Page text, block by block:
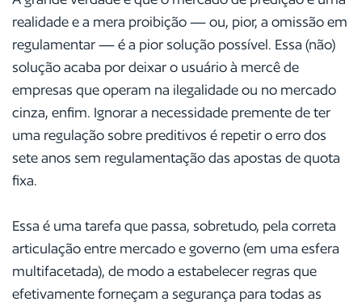
realidade e a mera proibição — ou, pior, a omissão em
regulamentar — é a pior solução possível. Essa (não)
solução acaba por deixar o usuário à mercê de
empresas que operam na ilegalidade ou no mercado
cinza, enfim. Ignorar a necessidade premente de ter
uma regulação sobre preditivos é repetir o erro dos
sete anos sem regulamentação das apostas de quota
fixa.
Essa é uma tarefa que passa, sobretudo, pela correta
articulação entre mercado e governo (em uma esfera
multifacetada), de modo a estabelecer regras que
efetivamente forneçam a segurança para todas as